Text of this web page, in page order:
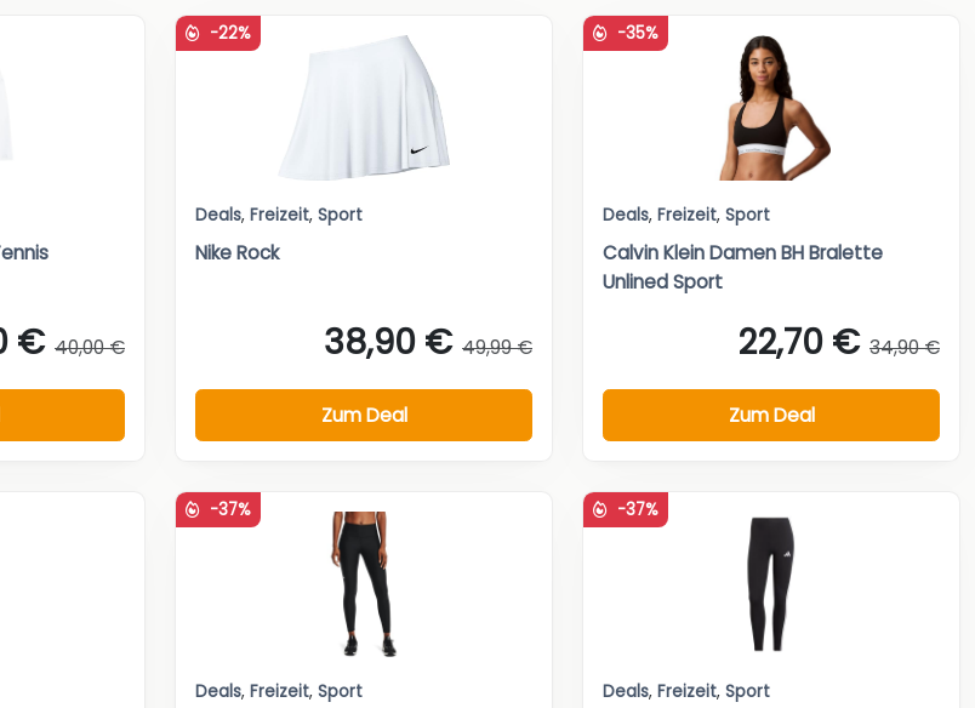
€ 40,00 €
-22%
Deals, Freizeit, Sport
Nike Rock
38,90 € 49,99 €
Zum Deal
-35%
Deals, Freizeit, Sport
Calvin Klein Damen BH Bralette
Unlined Sport
22,70 € 34,90 €
Zum Deal
-37%
Deals, Freizeit, Sport
-37%
Deals, Freizeit, Sport